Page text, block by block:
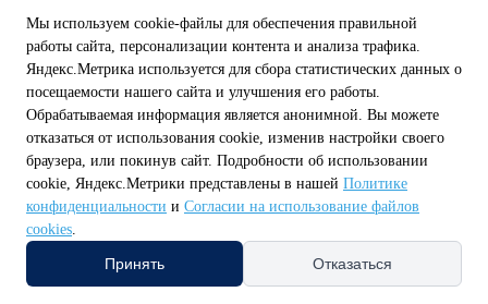
Белгородская обл. Калужская обл. Курская обл. Липецкая обл.
Нижегородская обл. Орловская обл. Смоленская обл. Тульская
обл.
Амурская обл. Архангельская обл. Астраханская обл.
Белгородская обл. Брянская обл.
Владимирская обл. Волгоградская обл. Вологодская обл.
Воронежская обл.
Еврейская автономная обл.
Мы используем cookie-файлы для обеспечения правильной
работы сайта, персонализации контента и анализа трафика.
Яндекс.Метрика используется для сбора статистических данных о
посещаемости нашего сайта и улучшения его работы.
Обрабатываемая информация является анонимной. Вы можете
отказаться от использования cookie, изменив настройки своего
браузера, или покинув сайт. Подробности об использовании
cookie, Яндекс.Метрики представлены в нашей Политике
конфиденциальности и Согласии на использование файлов
cookies.
Принять Отказаться